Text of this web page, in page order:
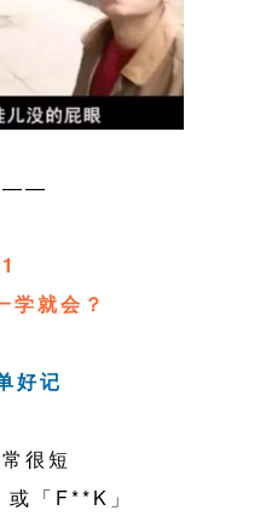
——
学就会？
好记
很短
「F**K」